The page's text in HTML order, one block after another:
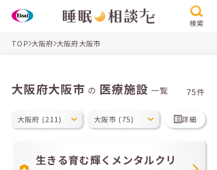
検索
TOP 大阪府 大阪府大阪市
大阪府大阪市 の 医療施設 一覧 75件
詳細
生きる育む輝くメンタルクリ